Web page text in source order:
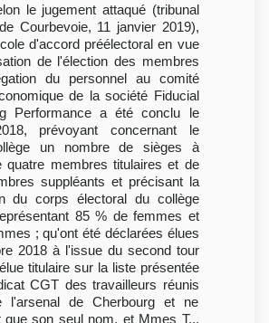
le jugement attaqué (tribunal
Courbevoie, 11 janvier 2019),
d'accord préélectoral en vue
de l'élection des membres
du personnel au comité
de la société Fiducial
Performance a été conclu le
prévoyant concernant le
un nombre de sièges à
quatre membres titulaires et de
suppléants et précisant la
du corps électoral du collège
85 % de femmes et
; qu'ont été déclarées élues
2018 à l'issue du second tour
titulaire sur la liste présentée
CGT des travailleurs réunis
l'arsenal de Cherbourg et ne
que son seul nom, et Mmes T...